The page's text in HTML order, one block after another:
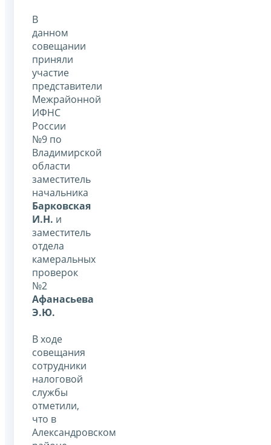
В
данном
совещании
приняли
участие
представители
Межрайонной
ИФНС
России
№9 по
Владимирской
области
заместитель
начальника
Барковская
И.Н. и
заместитель
отдела
камеральных
проверок
№2
Афанасьева
Э.Ю.
В ходе
совещания
сотрудники
налоговой
службы
отметили,
что в
Александровском